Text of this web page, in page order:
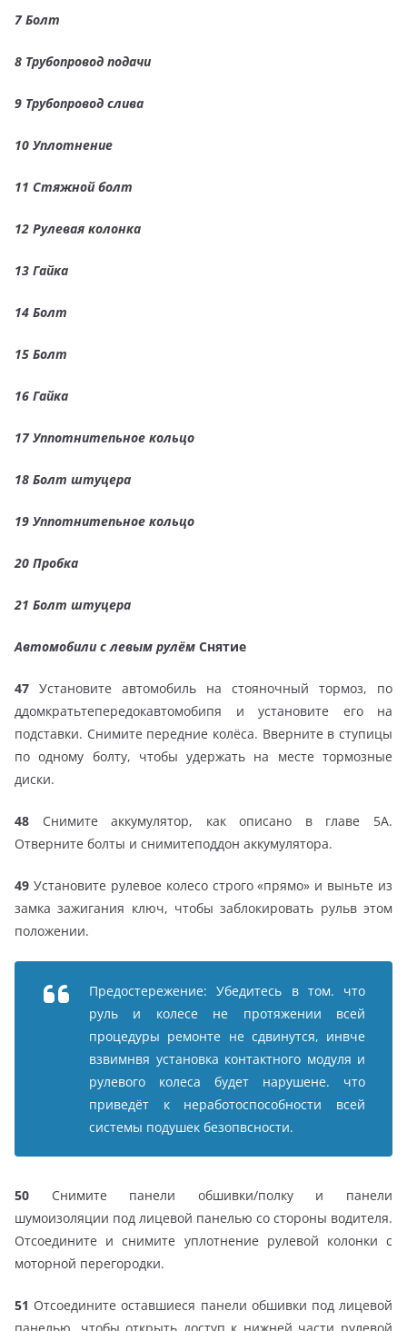
7 Болт
8 Трубопровод подачи
9 Трубопровод слива
10 Уплотнение
11 Стяжной болт
12 Рулевая колонка
13 Гайка
14 Болт
15 Болт
16 Гайка
17 Уппотнитепьное кольцо
18 Болт штуцера
19 Уппотнитепьное кольцо
20 Пробка
21 Болт штуцера
Автомобили с левым рулём Снятие
47 Установите автомобиль на стояночный тормоз, по
ддомкратьтепередокавтомобипя и установите его на
подставки. Снимите передние колёса. Вверните в ступицы
по одному болту, чтобы удержать на месте тормозные
диски.
48 Снимите аккумулятор, как описано в главе 5А.
Отверните болты и снимитеподдон аккумулятора.
49 Установите рулевое колесо строго «прямо» и выньте из
замка зажигания ключ, чтобы заблокировать рульв этом
положении.
Предостережение: Убедитесь в том. что
руль и колесе не протяжении всей
процедуры ремонте не сдвинутся, инвче
взвимнвя установка контактного модуля и
рулевого колеса будет нарушене. что
приведёт к неработоспособности всей
системы подушек безопвсности.
50 Снимите панели обшивки/полку и панели
шумоизоляции под лицевой панелью со стороны водителя.
Отсоедините и снимите уплотнение рулевой колонки с
моторной перегородки.
51 Отсоедините оставшиеся панели обшивки под лицевой